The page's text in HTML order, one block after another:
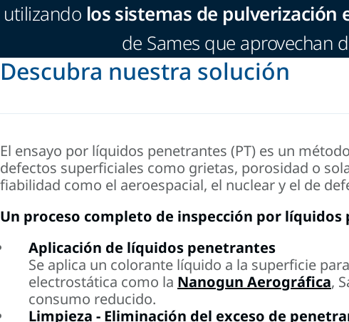
utilizando los sistemas de
de Sames que aprovechan
Descubra nuestra solución
El ensayo por líquidos penetrantes (PT) es un
defectos superficiales como grietas, porosidad o
fiabilidad como el aeroespacial, el nuclear y el de
Un proceso completo de inspección por líquidos
Aplicación de líquidos penetrantes
Se aplica un colorante líquido a la superficie
electrostática como la Nanogun Aerográfica,
consumo reducido.
Limpieza - Eliminación del exceso de